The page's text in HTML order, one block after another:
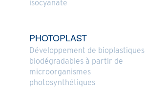
isocyanate
PHOTOPLAST
Développement de bioplastiques
biodégradables à partir de
microorganismes
photosynthétiques